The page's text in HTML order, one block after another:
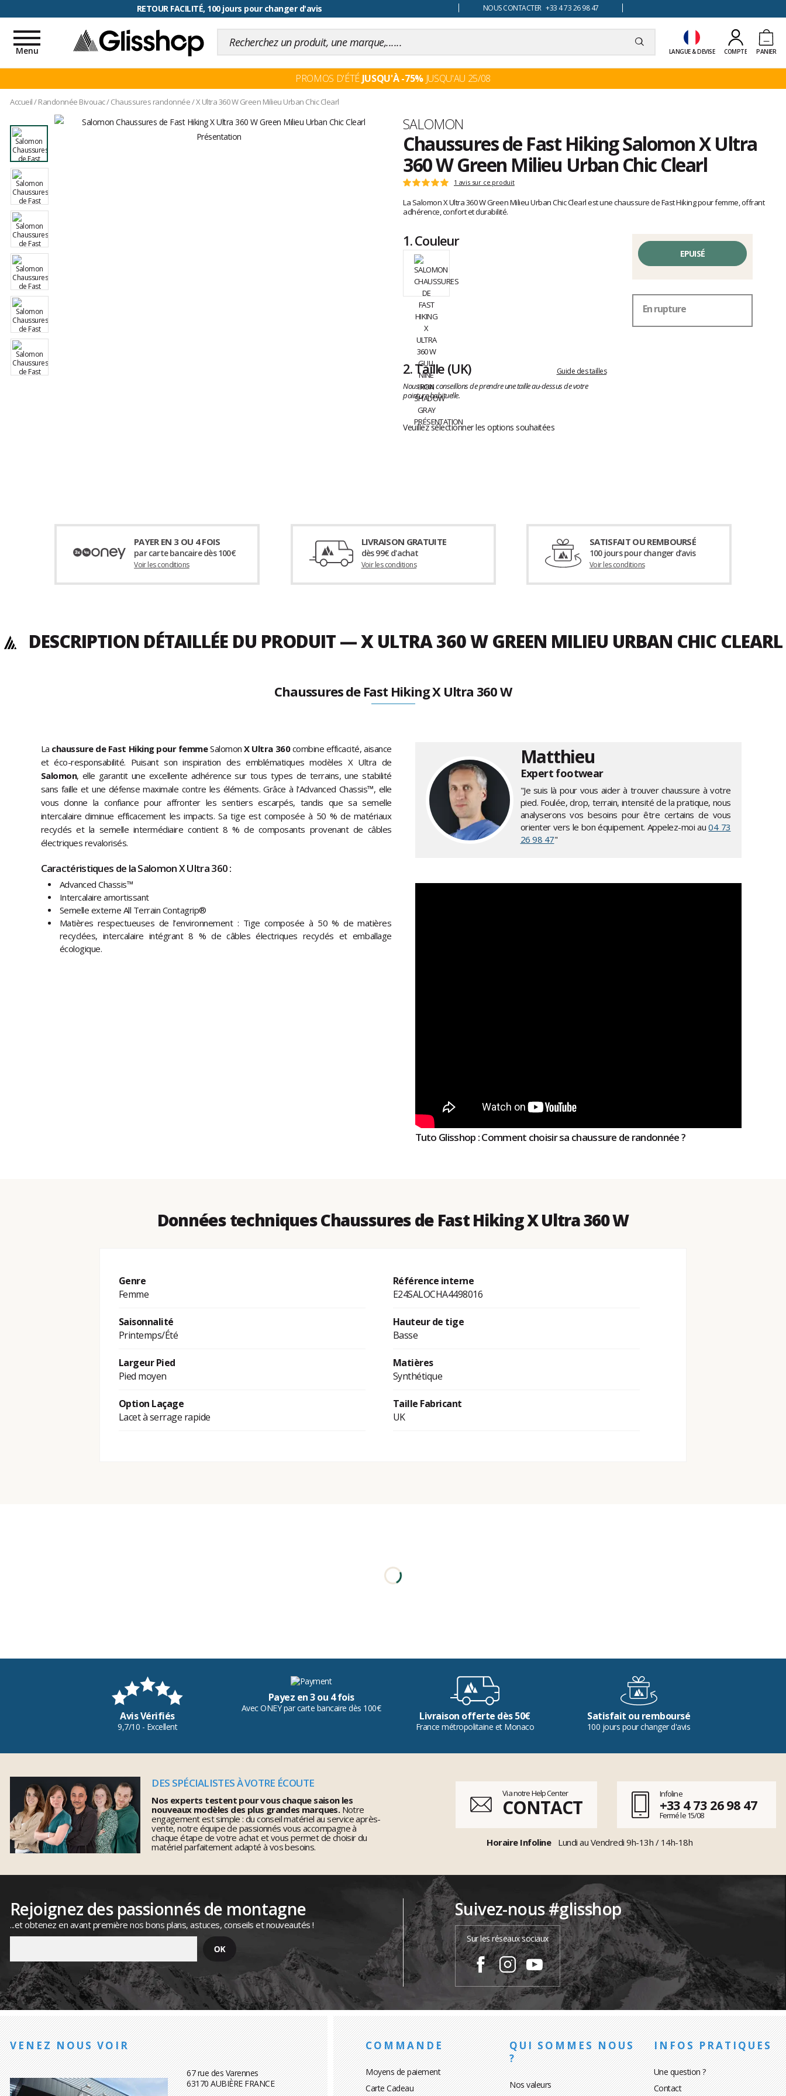
RETOUR FACILITÉ, 100 jours pour changer d'avis NOUS CONTACTER +33 4 73 26 98 47
LANGUE & DEVISE COMPTE PANIER
Toggle
navigation
Menu
PROMOS D'ÉTÉ JUSQU'À -75%JUSQU'AU 25/08
Accueil/Randonnée Bivouac/Chaussures randonnée/X Ultra 360 W Green Milieu Urban Chic Clearl
Marque
SALOMON
Chaussures de Fast Hiking Salomon X Ultra
360 W Green Milieu Urban Chic Clearl
Les
clients
Note
:
5
sur
1 avis sur ce produit
La Salomon X Ultra 360 W Green Milieu Urban Chic Clearl est une chaussure de Fast Hiking pour femme, offrant
adhérence, confort et durabilité.
1.Couleur
2.Taille (UK) Guide des tailles
Nous vous conseillons de prendre une taille au-dessus de votre
pointure habituelle.
Veuillez sélectionner les options souhaitées
EPUISÉ
En rupture
PAYER EN 3 OU 4 FOIS
par carte bancaire dès 100€
Voir les conditions
LIVRAISON GRATUITE
dès 99€ d'achat
Voir les conditions
SATISFAIT OU REMBOURSÉ
100 jours pour changer d’avis
Voir les conditions
DESCRIPTION DÉTAILLÉE DU PRODUIT — X ULTRA 360 W GREEN MILIEU URBAN CHIC CLEARL
Chaussures de Fast Hiking X Ultra 360 W
La chaussure de Fast Hiking pour femmeSalomonX Ultra 360combine efficacité, aisance
et éco-responsabilité. Puisant son inspiration des emblématiques modèles X Ultra de
Salomon, elle garantit une excellente adhérence sur tous types de terrains, une stabilité
sans faille et une défense maximale contre les éléments. Grâce à l'Advanced Chassis™, elle
vous donne la confiance pour affronter les sentiers escarpés, tandis que sa semelle
intercalaire diminue efficacement les impacts. Sa tige est composée à 50 % de matériaux
recyclés et la semelle intermédiaire contient 8 % de composants provenant de câbles
électriques revalorisés.
Caractéristiques de la Salomon X Ultra 360 :
Advanced Chassis™
Intercalaire amortissant
Semelle externe All Terrain Contagrip®
Matières respectueuses de l’environnement : Tige composée à 50 % de matières
recyclées, intercalaire intégrant 8 % de câbles électriques recyclés et emballage
écologique.
Matthieu
Expert footwear
"Je suis là pour vous aider à trouver chaussure à votre
pied. Foulée, drop, terrain, intensité de la pratique, nous
analyserons vos besoins pour être certains de vous
orienter vers le bon équipement. Appelez-moi au04 73
26 98 47"
Tuto Glisshop : Comment choisir sa chaussure de randonnée ?
Données techniques Chaussures de Fast Hiking X Ultra 360 W
Genre
Femme
Référence interne
E24SALOCHA4498016
Saisonnalité
Printemps/Été
Hauteur de tige
Basse
Largeur Pied
Pied moyen
Matières
Synthétique
Option Laçage
Lacet à serrage rapide
Taille Fabricant
UK
Avis Vérifiés
9,7/10 - Excellent
Payez en 3 ou 4 fois
Avec ONEY par carte bancaire dès 100€
Livraison offerte dès 50€
France métropolitaine et Monaco
Satisfait ou remboursé
100 jours pour changer d'avis
DES SPÉCIALISTES À VOTRE ÉCOUTE
Nos experts testent pour vous chaque saison les
nouveaux modèles des plus grandes marques.Notre
engagement est simple : du conseil matériel au service après-
vente, notre équipe de passionnés vous accompagne à
chaque étape de votre achat et vous permet de choisir du
matériel parfaitement adapté à vos besoins.
Via notre Help Center
CONTACT
Infoline
+33 4 73 26 98 47
Fermé le 15/08
Horaire Infoline Lundi au Vendredi 9h-13h / 14h-18h
Rejoignez des passionnés de montagne
...et obtenez en avant première nos bons plans, astuces, conseils et nouveautés !
Suivez-nous #glisshop
Sur les réseaux sociaux
VENEZ NOUS VOIR
67 rue des Varennes
63170 AUBIÈRE FRANCE
COMMANDE
Moyens de paiement
Carte Cadeau
QUI SOMMES NOUS
?
Nos valeurs
INFOS PRATIQUES
Une question ?
Contact